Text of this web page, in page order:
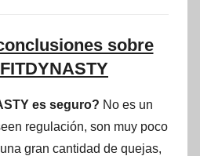
sobre
es seguro? No es un
regulación, son muy poco
gran cantidad de quejas,